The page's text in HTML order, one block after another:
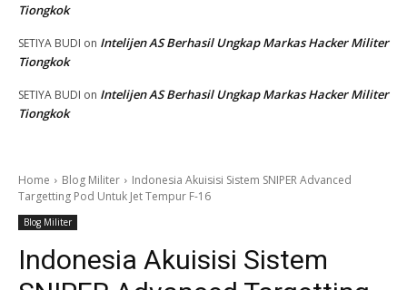
Tiongkok
SETIYA BUDI on Intelijen AS Berhasil Ungkap Markas Hacker Militer
Tiongkok
SETIYA BUDI on Intelijen AS Berhasil Ungkap Markas Hacker Militer
Tiongkok